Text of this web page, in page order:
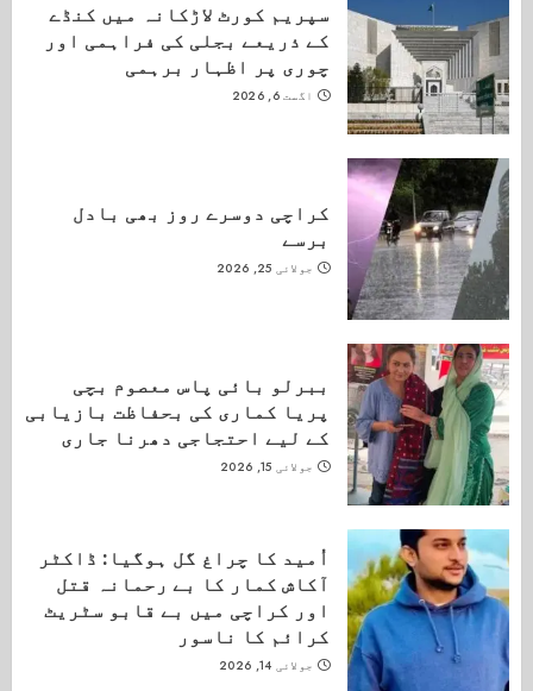
سپریم کورٹ لاڑکانہ میں کنڈے
کے ذریعے بجلی کی فراہمی اور
چوری پر اظہار برہمی
اگست 6, 2026
کراچی دوسرے روز بھی بادل
برسے
جولائی 25, 2026
ببرلو بائی پاس معصوم بچی
پریا کماری کی بحفاظت بازیابی
کے لیے احتجاجی دھرنا جاری
جولائی 15, 2026
اُمید کا چراغ گل ہوگیا: ڈاکٹر
آکاش کمار کا بے رحمانہ قتل
اور کراچی میں بے قابو سٹریٹ
کرائم کا ناسور
جولائی 14, 2026